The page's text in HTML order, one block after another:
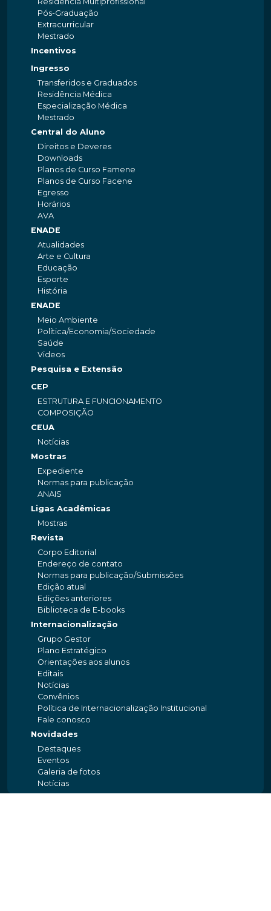
Pós-Graduação
Extracurricular
Mestrado
Incentivos
Ingresso
Transferidos e Graduados
Residência Médica
Especialização Médica
Mestrado
Central do Aluno
Direitos e Deveres
Downloads
Planos de Curso Famene
Planos de Curso Facene
Egresso
Horários
AVA
ENADE
Atualidades
Arte e Cultura
Educação
Esporte
História
ENADE
Meio Ambiente
Política/Economia/Sociedade
Saúde
Videos
Pesquisa e Extensão
CEP
ESTRUTURA E FUNCIONAMENTO
COMPOSIÇÃO
CEUA
Notícias
Mostras
Expediente
Normas para publicação
ANAIS
Ligas Acadêmicas
Mostras
Revista
Corpo Editorial
Endereço de contato
Normas para publicação/Submissões
Edição atual
Edições anteriores
Biblioteca de E-books
Internacionalização
Grupo Gestor
Plano Estratégico
Orientações aos alunos
Editais
Notícias
Convênios
Política de Internacionalização Institucional
Fale conosco
Novidades
Destaques
Eventos
Galeria de fotos
Notícias